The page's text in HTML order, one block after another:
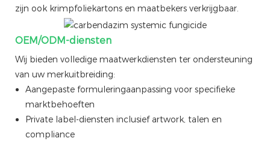
zijn ook krimpfoliekartons en maatbekers verkrijgbaar.
OEM/ODM-diensten
Wij bieden volledige maatwerkdiensten ter ondersteuning
van uw merkuitbreiding:
Aangepaste formuleringaanpassing voor specifieke
marktbehoeften
Private label-diensten inclusief artwork, talen en
compliance